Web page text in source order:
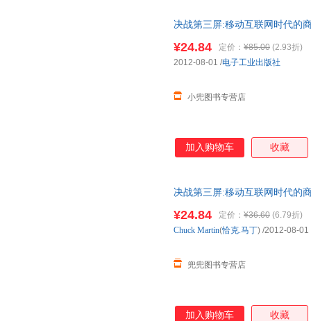
决战第三屏:移动互联网时代的
¥24.84 定价： ¥85.00 (2.93折)
小兜图书专营店
2012-08-01 /电子工业出版社
加入购物车 收藏
决战第三屏:移动互联网时代的
¥24.84 定价： ¥36.60 (6.79折)
兜兜图书专营店
Chuck Martin(恰克.马丁) /2012-08-01
加入购物车 收藏